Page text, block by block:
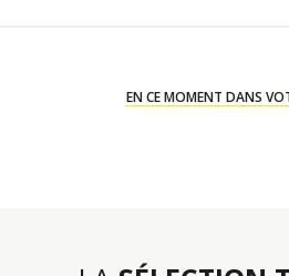
EN CE MOMENT DANS